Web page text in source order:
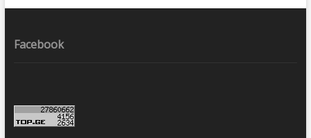
Facebook